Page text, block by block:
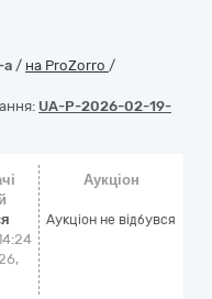
a / на ProZorro /
UA-P-2026-02-19-
Аукціон
Аукціон не відбувся